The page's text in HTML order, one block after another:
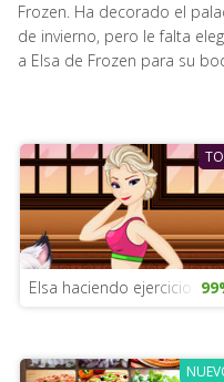
Frozen. Ha decorado el
de invierno, pero le falta
a Elsa de Frozen para su
Elsa haciendo ejercicio